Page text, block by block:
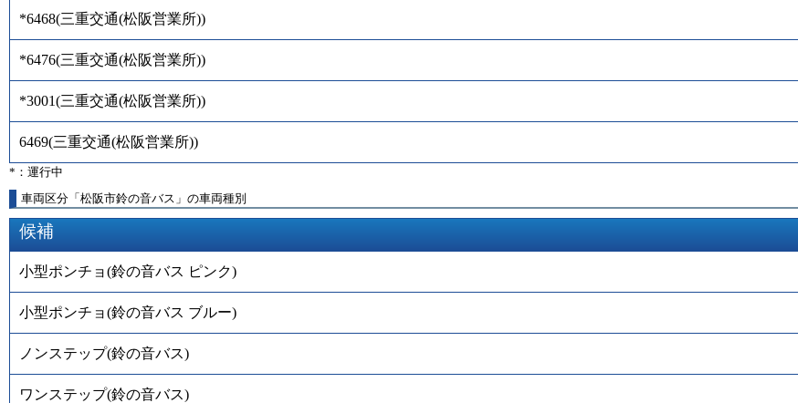
*6468(三重交通(松阪営業所))
*6476(三重交通(松阪営業所))
*3001(三重交通(松阪営業所))
6469(三重交通(松阪営業所))
*：運行中
車両区分「松阪市鈴の音バス」の車両種別
候補
小型ポンチョ(鈴の音バス ピンク)
小型ポンチョ(鈴の音バス ブルー)
ノンステップ(鈴の音バス)
ワンステップ(鈴の音バス)